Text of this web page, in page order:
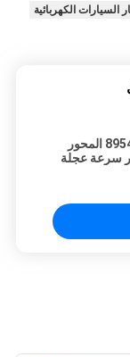
السيارات الكهربائية
89543-02061 89543-02060 المحور
سرعة عجلة